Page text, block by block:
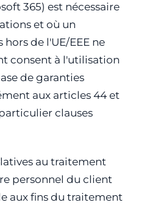
365) est nécessaire
et où un
de l'UE/EEE ne
consent à l'utilisation
de garanties
aux articles 44 et
clauses
au traitement
personnel du client
aux fins du traitement